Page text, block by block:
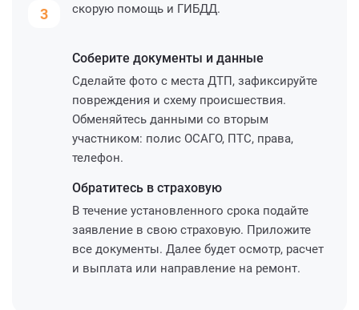
3
скорую помощь и ГИБДД.
Соберите документы и данные
Сделайте фото с места ДТП, зафиксируйте
повреждения и схему происшествия.
Обменяйтесь данными со вторым
участником: полис ОСАГО, ПТС, права,
телефон.
Обратитесь в страховую
В течение установленного срока подайте
заявление в свою страховую. Приложите
все документы. Далее будет осмотр, расчет
и выплата или направление на ремонт.